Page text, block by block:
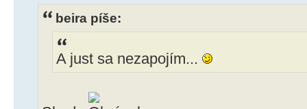
beira píše:
A just sa nezapojím...